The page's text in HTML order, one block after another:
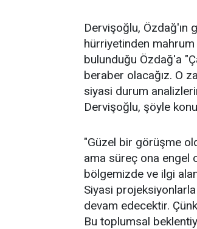
Dervişoğlu, Özdağ'ın
hürriyetinden mahrum
bulunduğu Özdağ'a
beraber olacağız. O
siyasi durum
Dervişoğlu, şöyle
"Güzel bir görüşme
ama süreç ona engel
bölgemizde ve ilgi
Siyasi
devam edecektir.
Bu toplumsal